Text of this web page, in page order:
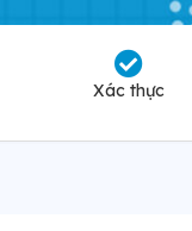
Xác thực